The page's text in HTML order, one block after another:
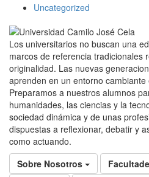
Uncategorized
Los universitarios no buscan una
marcos de referencia tradicionales
originalidad. Las nuevas
aprenden en un entorno cambiante
Preparamos a nuestros alumnos
humanidades, las ciencias y la
sociedad dinámica y de unas
dispuestas a reflexionar, debatir y
como actuando.
Sobre Nosotros